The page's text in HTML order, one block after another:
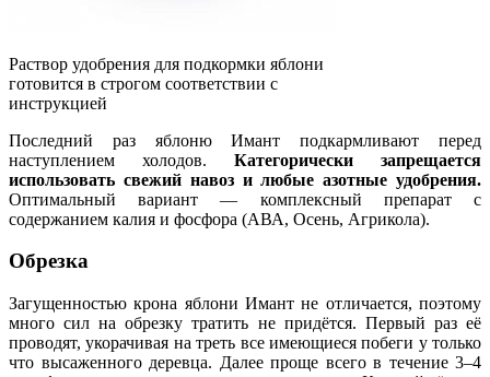
Раствор удобрения для подкормки яблони
готовится в строгом соответствии с
инструкцией
Последний раз яблоню Имант подкармливают перед
наступлением холодов. Категорически запрещается
использовать свежий навоз и любые азотные удобрения.
Оптимальный вариант — комплексный препарат с
содержанием калия и фосфора (АВА, Осень, Агрикола).
Обрезка
Загущенностью крона яблони Имант не отличается, поэтому
много сил на обрезку тратить не придётся. Первый раз её
проводят, укорачивая на треть все имеющиеся побеги у только
что высаженного деревца. Далее проще всего в течение 3–4